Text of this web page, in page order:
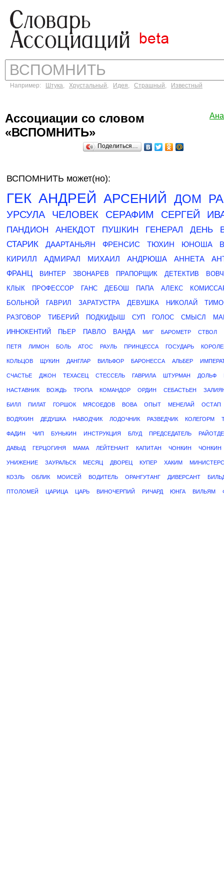
Например: Штука, Хрустальный, Идея, Страшный, Известный
Ассоциации со словом
«ВСПОМНИТЬ»
Поделиться…
ВСПОМНИТЬ может(но):
ГЕК АНДРЕЙ АРСЕНИЙ ДОМ
УРСУЛА ЧЕЛОВЕК СЕРАФИМ СЕРГЕЙ
ПАНДИОН АНЕКДОТ ПУШКИН ГЕНЕРАЛ ДЕНЬ
СТАРИК
ДААРТАНЬЯН ФРЕНСИС ТЮХИН ЮНОША
КИРИЛЛ
АДМИРАЛ МИХАИЛ АНДРЮША АННЕТА
ФРАНЦ
ВИНТЕР ЗВОНАРЕВ ПРАПОРЩИК ДЕТЕКТИВ
КЛЫК
ПРОФЕССОР ГАНС ДЕБОШ ПАПА АЛЕКС
БОЛЬНОЙ
ГАВРИЛ ЗАРАТУСТРА ДЕВУШКА НИКОЛАЙ
РАЗГОВОР
ТИБЕРИЙ ПОДКИДЫШ СУП ГОЛОС СМЫСЛ
ИННОКЕНТИЙ
ПЬЕР ПАВЛО ВАНДА МИГ БАРОМЕТР СТВОЛ
ПЕТЯ ЛИМОН БОЛЬ АТОС РАУЛЬ ПРИНЦЕССА ГОСУДАРЬ
КОЛЬЦОВ ЩУКИН ДАНГЛАР ВИЛЬФОР БАРОНЕССА АЛЬБЕР
СЧАСТЬЕ ДЖОН ТЕХАСЕЦ СТЕССЕЛЬ ГАВРИЛА ШТУРМАН ДОЛЬФ
НАСТАВНИК ВОЖДЬ ТРОПА КОМАНДОР ОРДИН СЕБАСТЬЕН
БИЛЛ ПИЛАТ ГОРШОК МЯСОЕДОВ ВОВА ОПЫТ МЕНЕЛАЙ ОСТАП
ВОДЯХИН ДЕДУШКА НАВОДЧИК ЛОДОЧНИК РАЗВЕДЧИК КОЛЕГОРМ
ФАДИН ЧИП БУНЬКИН ИНСТРУКЦИЯ БЛУД ПРЕДСЕДАТЕЛЬ
ДАВЫД ГЕРЦОГИНЯ МАМА ЛЕЙТЕНАНТ КАПИТАН ЧОНКИН ЧОНКИН
УНИЖЕНИЕ ЗАУРАЛЬСК МЕСЯЦ ДВОРЕЦ КУПЕР ХАКИМ
КОЗЛЬ ОБЛИК МОИСЕЙ ВОДИТЕЛЬ ОРАНГУТАНГ ДИВЕРСАНТ
ПТОЛОМЕЙ ЦАРИЦА ЦАРЬ ВИНОЧЕРПИЙ РИЧАРД ЮНГА ВИЛЬЯМ